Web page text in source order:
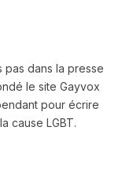
pas dans la presse
le site Gayvox
pour écrire
cause LGBT.